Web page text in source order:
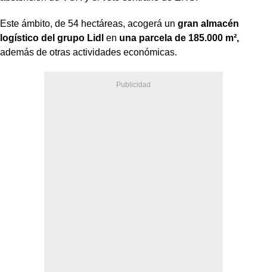
Este ámbito, de 54 hectáreas, acogerá un gran almacén
logístico del grupo Lidl
en una parcela de 185.000 m²,
además de otras actividades económicas.